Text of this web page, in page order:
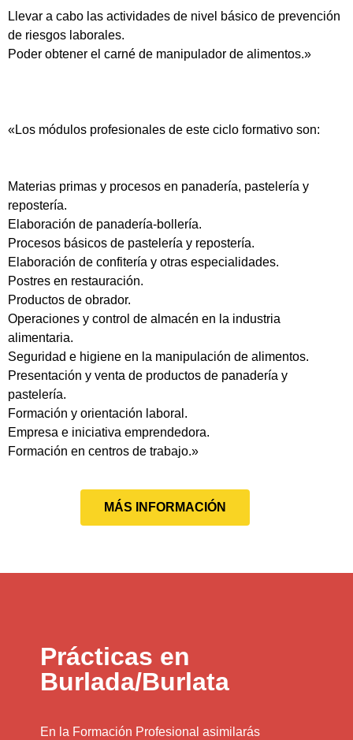
Llevar a cabo las actividades de nivel básico de prevención
de riesgos laborales.
Poder obtener el carné de manipulador de alimentos.»
«Los módulos profesionales de este ciclo formativo son:
Materias primas y procesos en panadería, pastelería y
repostería.
Elaboración de panadería-bollería.
Procesos básicos de pastelería y repostería.
Elaboración de confitería y otras especialidades.
Postres en restauración.
Productos de obrador.
Operaciones y control de almacén en la industria
alimentaria.
Seguridad e higiene en la manipulación de alimentos.
Presentación y venta de productos de panadería y
pastelería.
Formación y orientación laboral.
Empresa e iniciativa emprendedora.
Formación en centros de trabajo.»
MÁS INFORMACIÓN
Prácticas en
Burlada/Burlata
En la Formación Profesional asimilarás